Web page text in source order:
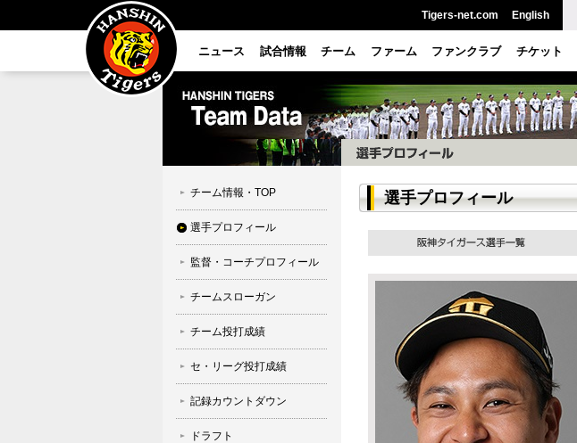
Tigers-net.com English
ニュース 試合情報 チーム ファーム ファンクラブ チケット
チーム情報・TOP
選手プロフィール
監督・コーチプロフィール
チームスローガン
チーム投打成績
セ・リーグ投打成績
記録カウントダウン
ドラフト
選手プロフィール